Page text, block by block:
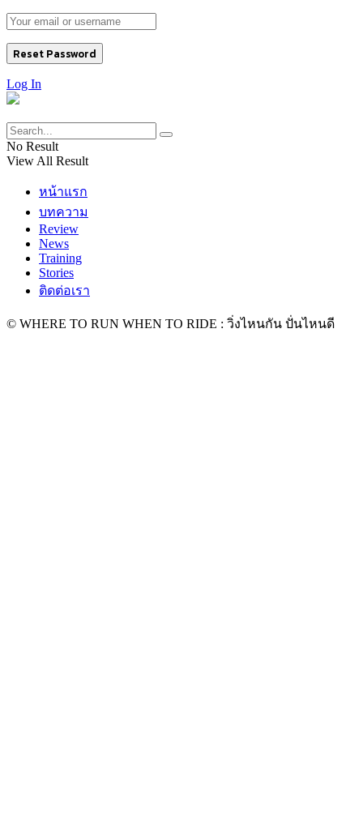
Log In
No Result
View All Result
หน้าแรก
บทความ
Review
News
Training
Stories
ติดต่อเรา
© WHERE TO RUN WHEN TO RIDE : วิ่งไหนกัน ปั่นไหนดี